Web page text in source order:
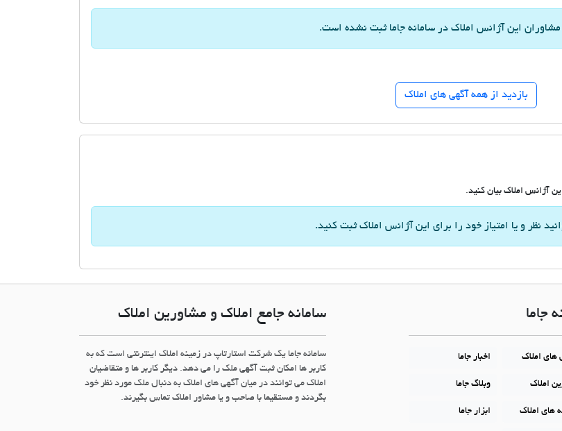
این آژانس املاک در سامانه جاما ثبت نشده است.
بازدید از همه آگهی های املاک
آژانس املاک بیان کنید.
نظر و یا امتیاز خود را برای این آژانس املاک ثبت کنید.
جاما
های املاک اخبار جاما
املاک وبلاگ جاما
های املاک ابزار جاما
سامانه جامع املاک و مشاورین املاک
سامانه جاما یک شرکت استارتاپ در زمینه املاک اینترنتی است که به
کاربر ها امکان ثبت آگهی ملک را می دهد. دیگر کاربر ها و متقاضیان
املاک می توانند در میان آگهی های املاک به دنبال ملک مورد نظر خود
بگردند و مستقیما با صاحب و یا مشاور املاک تماس بگیرند.